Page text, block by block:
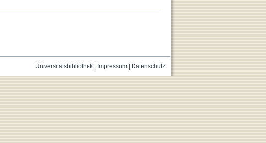
Universitätsbibliothek| Impressum| Datenschutz